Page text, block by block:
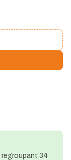
regroupant 34